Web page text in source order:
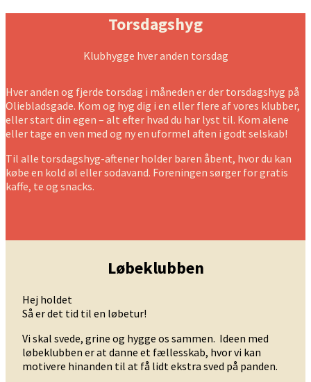
Torsdagshyg
Klubhygge hver anden torsdag
Hver anden og fjerde torsdag i måneden er der torsdagshyg på
Oliebladsgade. Kom og hyg dig i en eller flere af vores klubber,
eller start din egen – alt efter hvad du har lyst til. Kom alene
eller tage en ven med og ny en uformel aften i godt selskab!
Til alle torsdagshyg-aftener holder baren åbent, hvor du kan
købe en kold øl eller sodavand. Foreningen sørger for gratis
kaffe, te og snacks.
Løbeklubben
Hej holdet
Så er det tid til en løbetur!
Vi skal svede, grine og hygge os sammen. Ideen med
løbeklubben er at danne et fællesskab, hvor vi kan
motivere hinanden til at få lidt ekstra sved på panden.